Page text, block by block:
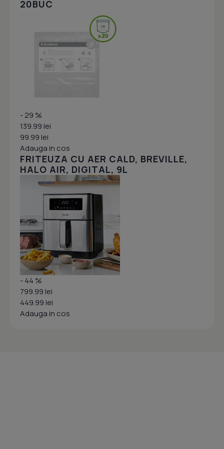
20BUC
- 29 %
139.99 lei
99.99 lei
Adauga in cos
FRITEUZA CU AER CALD, BREVILLE,
HALO AIR, DIGITAL, 9L
- 44 %
799.99 lei
449.99 lei
Adauga in cos